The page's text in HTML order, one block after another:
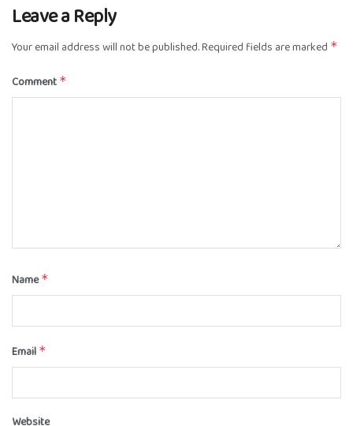
Leave a Reply
Your email address will not be published.Required fields are marked *
Comment *
Name*
Email *
Website